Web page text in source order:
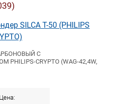
С
CRYPTO (WAG-42,4W,
Цена: